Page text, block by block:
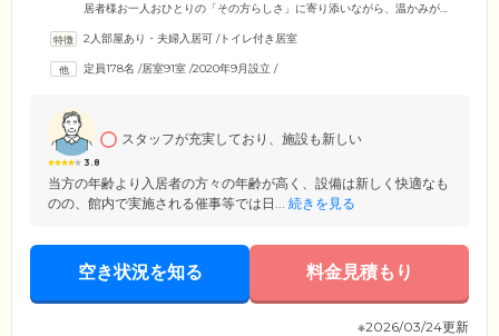
居者様お一人おひとりの「その方らしさ」に寄り添いながら、温かみが
日中常駐の看護師が対応。医療機関との協力体制も整備し、週に1回の健
の3階から6階までは自立の方向けの「シニアレジデンス」、2階が介護の
2人部屋あり・夫婦入居可 /トイレ付き居室
定員178名 /居室91室 /2020年9月設立 /
3.8
スタッフが充実しており、施設も新しい
当方の年齢より入居者の方々の年齢が高く、設備は新しく快適なも
のの、館内で実施される催事等では日... 続きを見る
空き状況を知る 料金見積もり
※2026/03/24更新